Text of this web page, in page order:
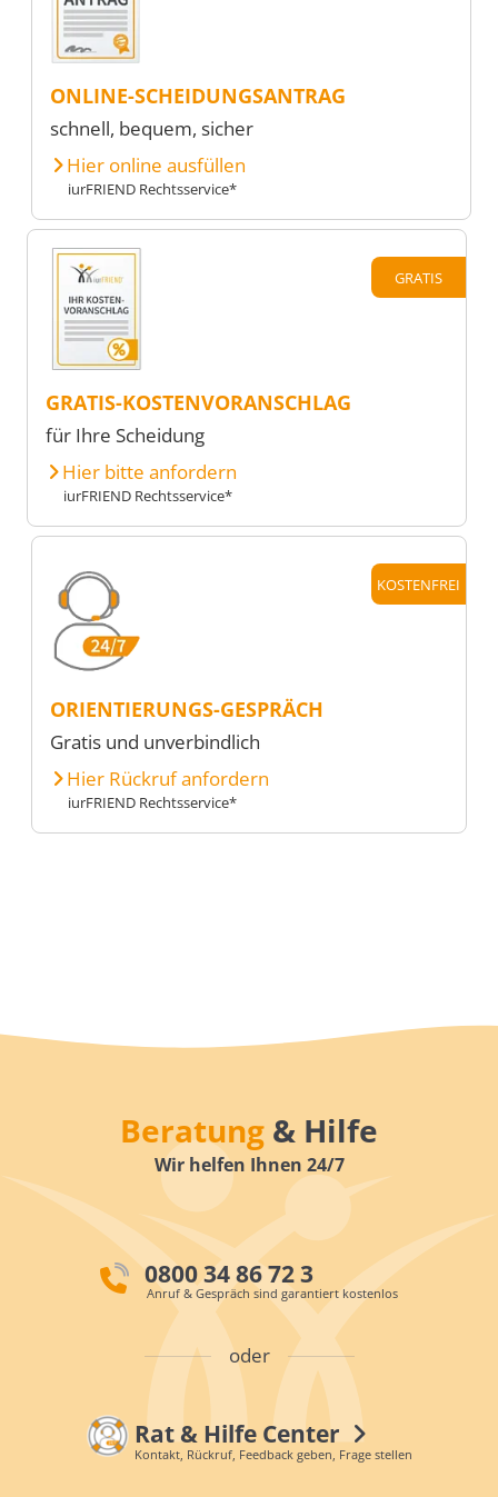
ONLINE-SCHEIDUNGSANTRAG
schnell, bequem, sicher
Hier online ausfüllen
iurFRIEND Rechtsservice*
GRATIS
GRATIS-KOSTENVORANSCHLAG
für Ihre Scheidung
Hier bitte anfordern
iurFRIEND Rechtsservice*
KOSTENFREI
ORIENTIERUNGS-GESPRÄCH
Gratis und unverbindlich
Hier Rückruf anfordern
iurFRIEND Rechtsservice*
Beratung & Hilfe
Wir helfen Ihnen 24/7
0800 34 86 72 3
Anruf & Gespräch sind garantiert kostenlos
oder
Rat & Hilfe Center
Kontakt, Rückruf, Feedback geben, Frage stellen